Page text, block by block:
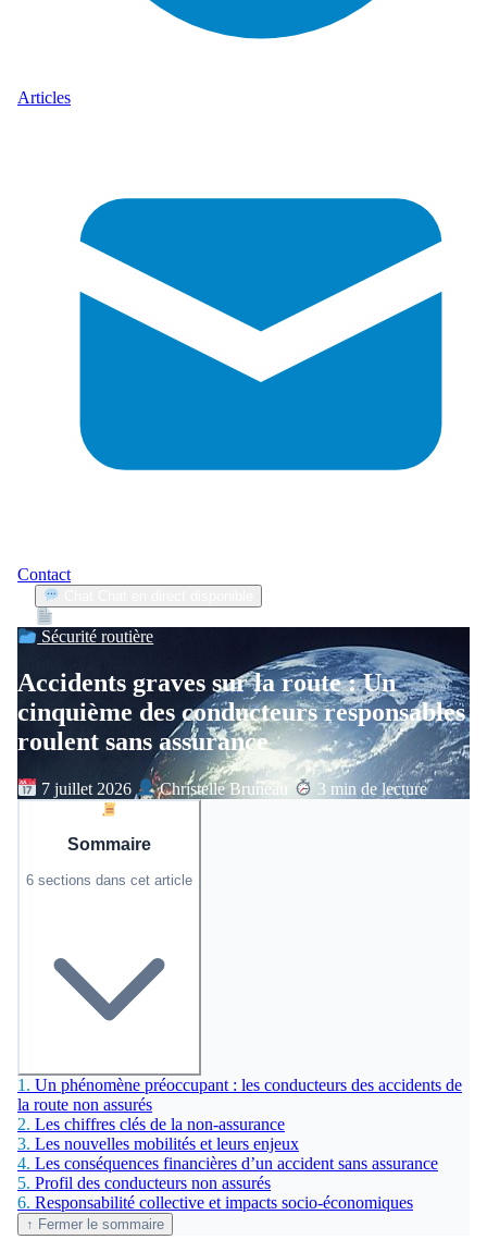
Articles
Contact
Sécurité routière
Accidents graves sur la route : Un
cinquième des conducteurs responsables
roulent sans assurance
7 juillet 2026 Christelle Bruneau 3 min de lecture
Sommaire
6 sections dans cet article
1. Un phénomène préoccupant : les conducteurs des accidents de
la route non assurés
2. Les chiffres clés de la non-assurance
3. Les nouvelles mobilités et leurs enjeux
4. Les conséquences financières d’un accident sans assurance
5. Profil des conducteurs non assurés
6. Responsabilité collective et impacts socio-économiques
↑ Fermer le sommaire